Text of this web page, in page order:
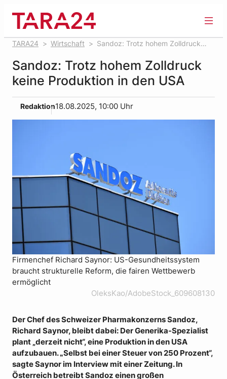
springen
TARA24 Wirtschaft
Sandoz: Trotz hohem Zolldruck
Sandoz: Trotz hohem Zolldruck
keine Produktion in den USA
Redaktion18.08.2025, 10:00 Uhr
Firmenchef Richard Saynor: US-Gesundheitssystem
braucht strukturelle Reform, die fairen Wettbewerb
ermöglicht
OleksKao/AdobeStock_609608130
Der Chef des Schweizer Pharmakonzerns Sandoz,
Richard Saynor, bleibt dabei: Der Generika-Spezialist
plant „derzeit nicht“, eine Produktion in den USA
aufzubauen. „Selbst bei einer Steuer von 250 Prozent“,
sagte Saynor im Interview mit einer Zeitung. In
Österreich betreibt Sandoz einen großen